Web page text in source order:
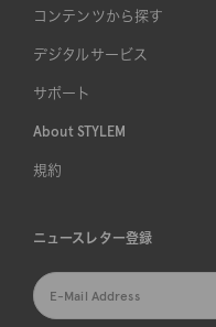
コンテンツから探す
デジタルサービス
サポート
About STYLEM
規約
ニュースレター登録